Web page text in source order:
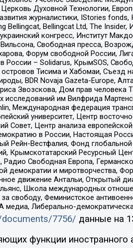
Церковь Духовной Технологии,
журналистики, IStories
Bellingcat, Bellingcat Ltd, The
конгресс, Институт
Свободная пресса,
Форум свободной России,
– Solidarus, КрымSOS,
Тисима и Хабомаи, Съезд
BDR Novaja Gazeta-Europe,
Звозскова, Дом прав
исследований им Вилфрида
Международная федерация
университет, Центр
Совет, Центр анализа
в России, Настоящая
Рейн-Вестфалия, Фонд
Крымскотатарский Ресурсный
Радио Свободная Европа,
демократии и миротворчества,
движение Антальи, Открытый
Школа международных
свободу, Феминистское
Либерально-
7756/ данные на
функции иностранного